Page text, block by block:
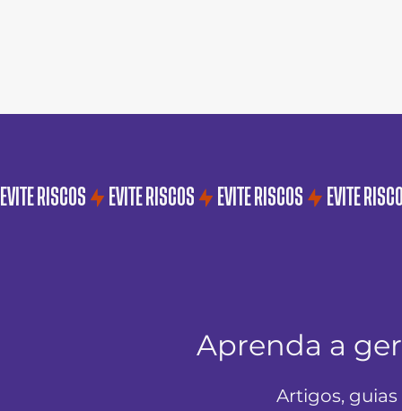
EVITE RISCOS
Aprenda a
Artigos,